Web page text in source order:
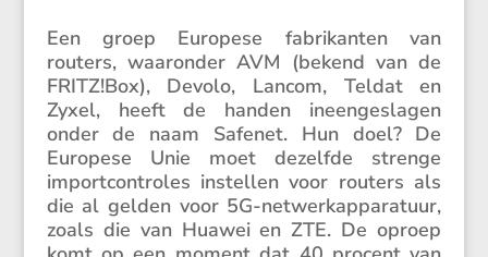
Een groep Europese fabri­kanten van
routers, waaronder AVM (bekend van de
FRITZ!Box), Devolo, Lancom, Teldat en
Zyxel, heeft de handen ineen­ge­slagen
onder de naam Safenet. Hun doel? De
Europese Unie moet dezelfde strenge
import­con­troles instellen voor routers als
die al gelden voor 5G-netwerk­ap­pa­ra­tuur,
zoals die van Huawei en ZTE. De oproep